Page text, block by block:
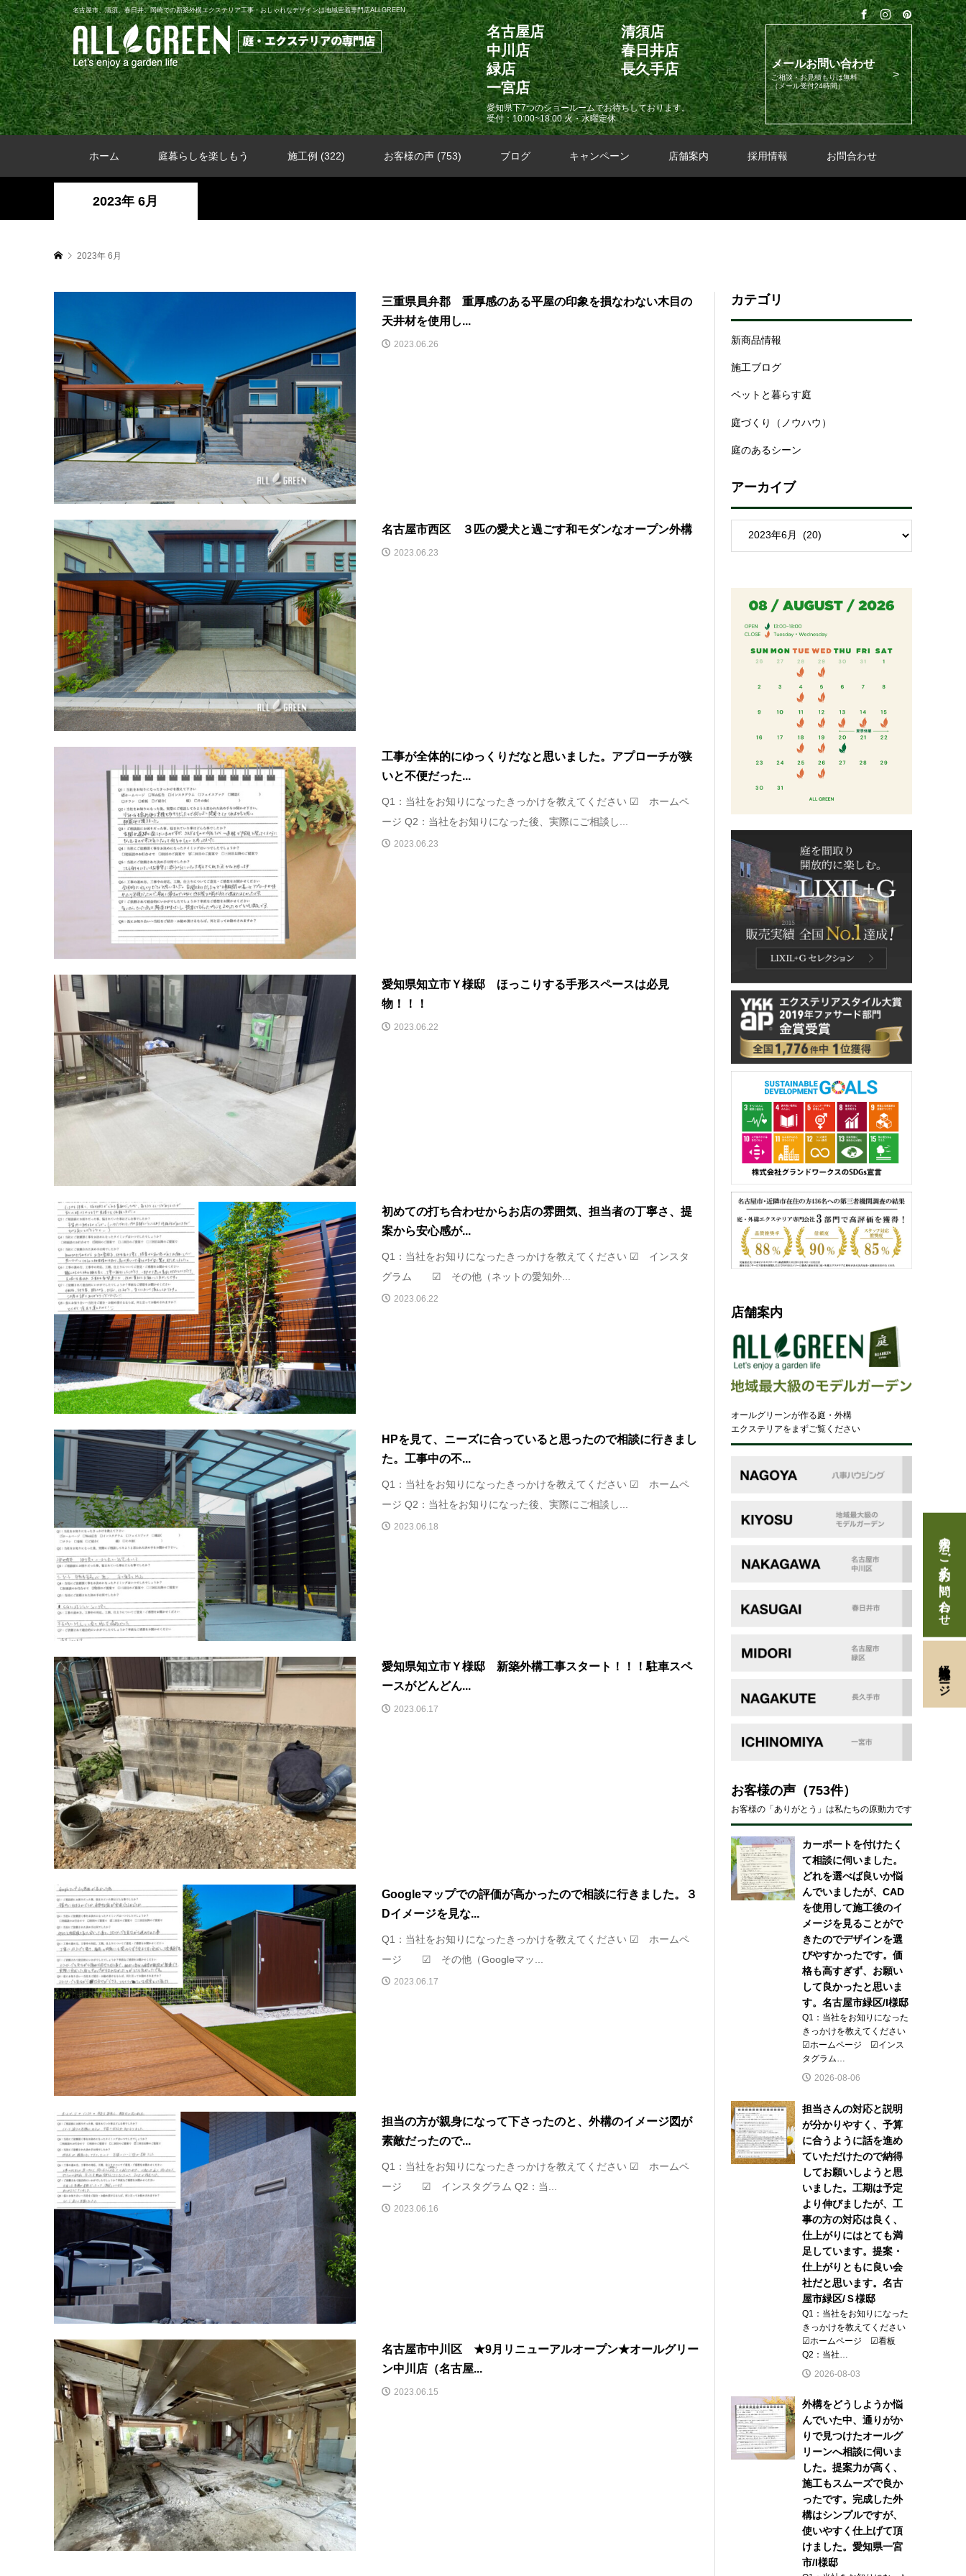
名古屋市、清須、春日井、岡崎での新築外構エクステリア工事・おしゃれなデザインは地域密着専門店ALLGREEN
名古屋店
清須店
中川店
春日井店
緑店
長久手店
一宮店
愛知県下7つのショールームでお待ちしております。
受付：10:00~18:00 火・水曜定休
メールお問い合わせ
ご相談・お見積もりは無料
（メール受付24時間）
ホーム 庭暮らしを楽しもう 施工例 (322) お客様の声 (753) ブログ キャンペーン 店舗案内 採用情報 お問合わせ
2023年 6月
2023年 6月
三重県員弁郡 重厚感のある平屋の印象を損なわない木目の
天井材を使用し...
2023.06.26
名古屋市西区 ３匹の愛犬と過ごす和モダンなオープン外構
2023.06.23
工事が全体的にゆっくりだなと思いました。アプローチが狭
いと不便だった...
Q1：当社をお知りになったきっかけを教えてください ☑ ホームペ
ージ Q2：当社をお知りになった後、実際にご相談し...
2023.06.23
愛知県知立市Ｙ様邸 ほっこりする手形スペースは必見
物！！！
2023.06.22
初めての打ち合わせからお店の雰囲気、担当者の丁寧さ、提
案から安心感が...
Q1：当社をお知りになったきっかけを教えてください ☑ インスタ
グラム ☑ その他（ネットの愛知外...
2023.06.22
HPを見て、ニーズに合っていると思ったので相談に行きまし
た。工事中の不...
Q1：当社をお知りになったきっかけを教えてください ☑ ホームペ
ージ Q2：当社をお知りになった後、実際にご相談し...
2023.06.18
愛知県知立市Ｙ様邸 新築外構工事スタート！！！駐車スペ
ースがどんどん...
2023.06.17
Googleマップでの評価が高かったので相談に行きました。３
Dイメージを見な...
Q1：当社をお知りになったきっかけを教えてください ☑ ホームペ
ージ ☑ その他（Googleマッ...
2023.06.17
担当の方が親身になって下さったのと、外構のイメージ図が
素敵だったので...
Q1：当社をお知りになったきっかけを教えてください ☑ ホームペ
ージ ☑ インスタグラム Q2：当...
2023.06.16
名古屋市中川区 ★9月リニューアルオープン★オールグリー
ン中川店（名古屋...
2023.06.15
カテゴリ
新商品情報
施工ブログ
ペットと暮らす庭
庭づくり（ノウハウ）
庭のあるシーン
アーカイブ
店舗案内
オールグリーンが作る庭・外構
エクステリアをまずご覧ください
お客様の声 （753件）
お客様の「ありがとう」は私たちの原動力です
カーポートを付けたく
て相談に伺いました。
どれを選べば良いか悩
んでいましたが、CAD
を使用して施工後のイ
メージを見ることがで
きたのでデザインを選
びやすかったです。価
格も高すぎず、お願い
して良かったと思いま
す。名古屋市緑区/I様邸
Q1：当社をお知りになった
きっかけを教えてください
☑ホームページ ☑インス
タグラム…
2026-08-06
担当さんの対応と説明
が分かりやすく、予算
に合うように話を進め
ていただけたので納得
してお願いしようと思
いました。工期は予定
より伸びましたが、工
事の方の対応は良く、
仕上がりにはとても満
足しています。提案・
仕上がりともに良い会
社だと思います。名古
屋市緑区/Ｓ様邸
Q1：当社をお知りになった
きっかけを教えてください
☑ホームページ ☑看板
Q2：当社…
2026-08-03
外構をどうしようか悩
んでいた中、通りがか
りで見つけたオールグ
リーンへ相談に伺いま
した。提案力が高く、
施工もスムーズで良か
ったです。完成した外
構はシンプルですが、
使いやすく仕上げて頂
けました。愛知県一宮
市/I様邸
来店のご予約・お問い合わせ
経験者採用ページ